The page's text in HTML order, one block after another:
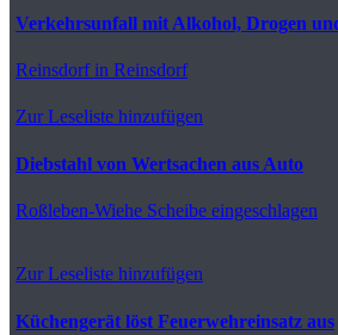
Verkehrsunfall mit Alkohol, Drogen
Reinsdorfin Reinsdorf
Zur Leseliste hinzufügen
Diebstahl von Wertsachen aus Auto
Roßleben-Wiehe Scheibe eingeschlagen
Zur Leseliste hinzufügen
Küchengerät löst Feuerwehreinsatz aus